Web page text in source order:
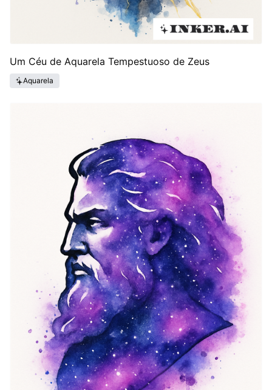
Um Céu de Aquarela Tempestuoso de Zeus
Aquarela